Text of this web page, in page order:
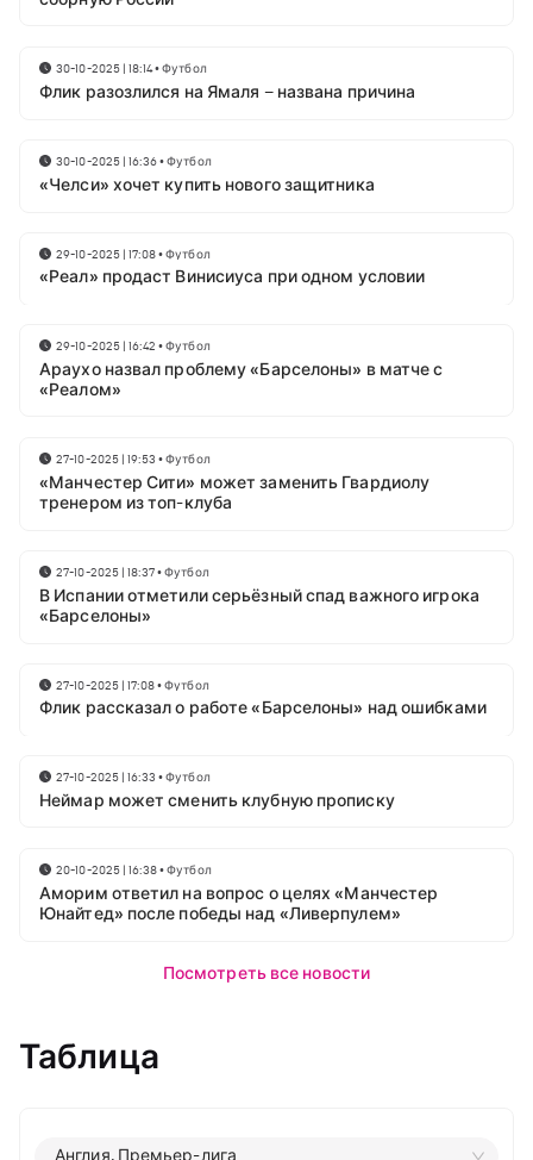
30-10-2025 | 18:14•Футбол
Флик разозлился на Ямаля – названа причина
30-10-2025 | 16:36•Футбол
«Челси» хочет купить нового защитника
29-10-2025 | 17:08•Футбол
«Реал» продаст Винисиуса при одном условии
29-10-2025 | 16:42 •Футбол
Араухо назвал проблему «Барселоны» в матче с
«Реалом»
27-10-2025 | 19:53 •Футбол
«Манчестер Сити» может заменить Гвардиолу
тренером из топ-клуба
27-10-2025 | 18:37•Футбол
В Испании отметили серьёзный спад важного игрока
«Барселоны»
27-10-2025 | 17:08•Футбол
Флик рассказал о работе «Барселоны» над ошибками
27-10-2025 | 16:33 •Футбол
Неймар может сменить клубную прописку
20-10-2025 | 16:38•Футбол
Аморим ответил на вопрос о целях «Манчестер
Юнайтед» после победы над «Ливерпулем»
Посмотреть все новости
Таблица
Англия, Премьер-лига